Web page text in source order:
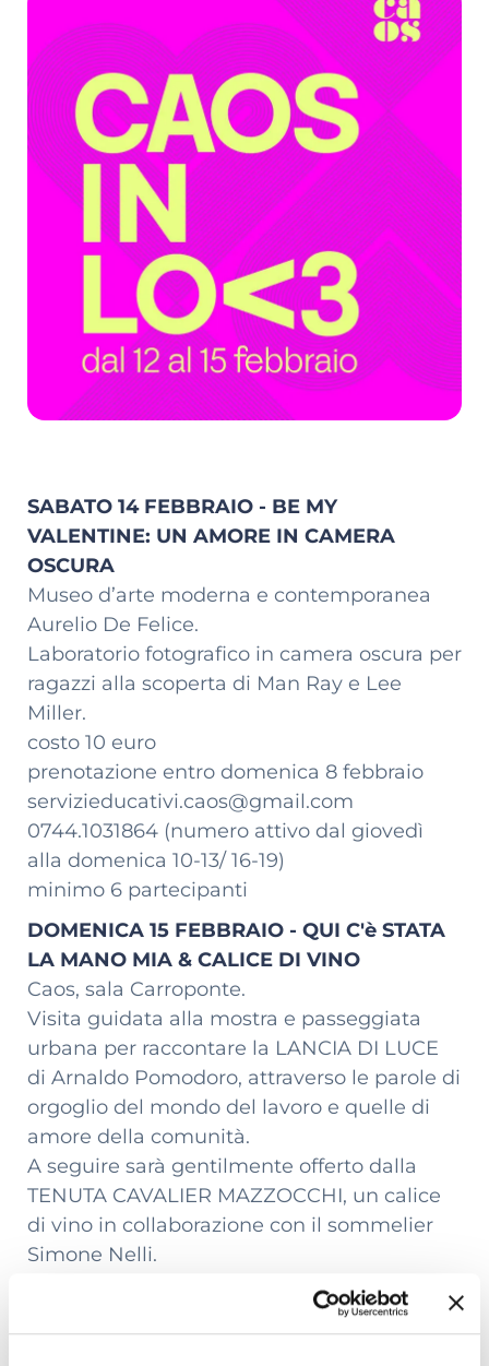
SABATO 14 FEBBRAIO - BE MY
VALENTINE: UN AMORE IN CAMERA
OSCURA
Museo d’arte moderna e contemporanea
Aurelio De Felice.
Laboratorio fotografico in camera oscura per
ragazzi alla scoperta di Man Ray e Lee
Miller.
costo 10 euro
prenotazione entro domenica 8 febbraio
servizieducativi.caos@gmail.com
0744.1031864 (numero attivo dal giovedì
alla domenica 10-13/ 16-19)
minimo 6 partecipanti
DOMENICA 15 FEBBRAIO - QUI C'è STATA
LA MANO MIA & CALICE DI VINO
Caos, sala Carroponte.
Visita guidata alla mostra e passeggiata
urbana per raccontare la LANCIA DI LUCE
di Arnaldo Pomodoro, attraverso le parole di
orgoglio del mondo del lavoro e quelle di
amore della comunità.
A seguire sarà gentilmente offerto dalla
TENUTA CAVALIER MAZZOCCHI, un calice
di vino in collaborazione con il sommelier
Simone Nelli.
info e prenotazioni entro venerdì 13 febbraio